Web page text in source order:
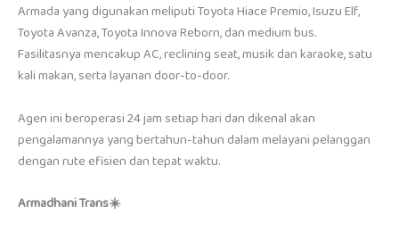
Armada yang digunakan meliputi Toyota Hiace Premio, Isuzu Elf,
Toyota Avanza, Toyota Innova Reborn, dan medium bus.
Fasilitasnya mencakup AC, reclining seat, musik dan karaoke, satu
kali makan, serta layanan door-to-door.
Agen ini beroperasi 24 jam setiap hari dan dikenal akan
pengalamannya yang bertahun-tahun dalam melayani pelanggan
dengan rute efisien dan tepat waktu.
Armadhani Trans☀️